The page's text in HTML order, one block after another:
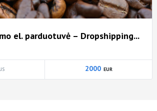
el. parduotuvė – Dropshipping...
2000